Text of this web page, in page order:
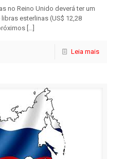
no Reino Unido deverá ter um
esterlinas (US$ 12,28
[…]
Leia mais